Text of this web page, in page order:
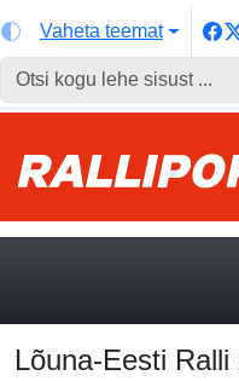
Vaheta teemat
Lõuna-Eesti